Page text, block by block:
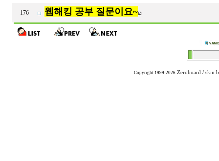
176 웹해킹 공부 질문이요~[2]
Copyright 1999-2026 Zeroboard / skin